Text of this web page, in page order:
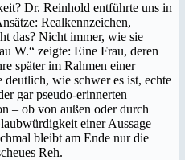
Dr. Reinhold entführte uns in
Realkennzeichen,
das? Nicht immer, wie sie
W.“ zeigte: Eine Frau, deren
später im Rahmen einer
wie schwer es ist, echte
gar pseudo-erinnerten
– ob von außen oder durch
einer Aussage
bleibt am Ende nur die
Reh.